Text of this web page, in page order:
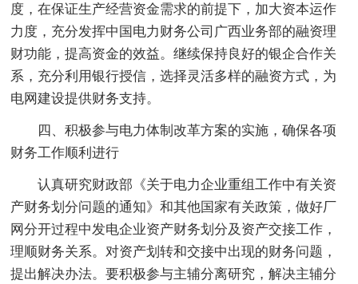
度，在保证生产经营资金需求的前提下，加大资本运作
力度，充分发挥中国电力财务公司广西业务部的融资理
财功能，提高资金的效益。继续保持良好的银企合作关
系，充分利用银行授信，选择灵活多样的融资方式，为
电网建设提供财务支持。
四、积极参与电力体制改革方案的实施，确保各项
财务工作顺利进行
认真研究财政部《关于电力企业重组工作中有关资
产财务划分问题的通知》和其他国家有关政策，做好厂
网分开过程中发电企业资产财务划分及资产交接工作，
理顺财务关系。对资产划转和交接中出现的财务问题，
提出解决办法。要积极参与主辅分离研究，解决主辅分